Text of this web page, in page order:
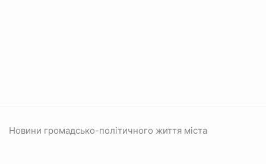
Новини громадсько-політичного життя міста